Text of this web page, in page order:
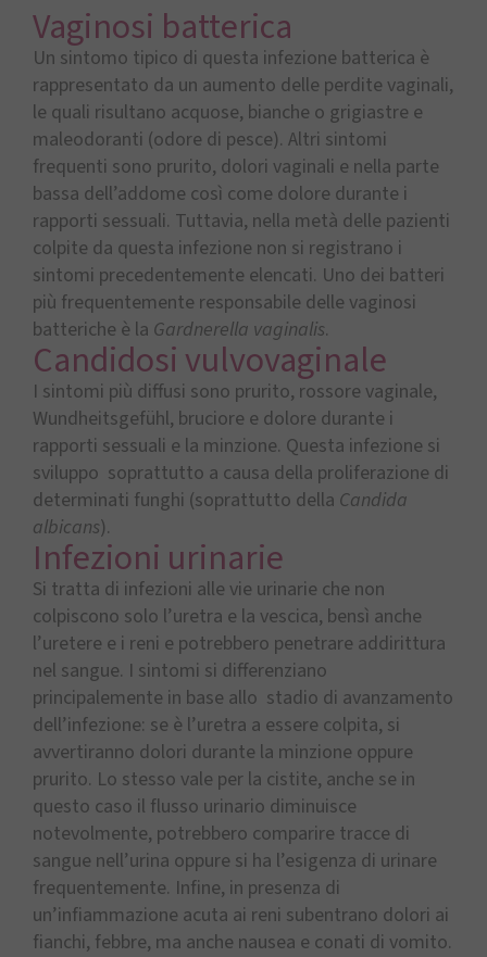
Vaginosi batterica
Un sintomo tipico di questa infezione batterica è
rappresentato da un aumento delle perdite vaginali,
le quali risultano acquose, bianche o grigiastre e
maleodoranti (odore di pesce). Altri sintomi
frequenti sono prurito, dolori vaginali e nella parte
bassa dell’addome così come dolore durante i
rapporti sessuali. Tuttavia, nella metà delle pazienti
colpite da questa infezione non si registrano i
sintomi precedentemente elencati. Uno dei batteri
più frequentemente responsabile delle vaginosi
batteriche è la Gardnerella vaginalis.
Candidosi vulvovaginale
I sintomi più diffusi sono prurito, rossore vaginale,
Wundheitsgefühl, bruciore e dolore durante i
rapporti sessuali e la minzione. Questa infezione si
sviluppo soprattutto a causa della proliferazione di
determinati funghi (soprattutto della Candida
albicans).
Infezioni urinarie
Si tratta di infezioni alle vie urinarie che non
colpiscono solo l’uretra e la vescica, bensì anche
l’uretere e i reni e potrebbero penetrare addirittura
nel sangue. I sintomi si differenziano
principalemente in base allo stadio di avanzamento
dell’infezione: se è l’uretra a essere colpita, si
avvertiranno dolori durante la minzione oppure
prurito. Lo stesso vale per la cistite, anche se in
questo caso il flusso urinario diminuisce
notevolmente, potrebbero comparire tracce di
sangue nell’urina oppure si ha l’esigenza di urinare
frequentemente. Infine, in presenza di
un’infiammazione acuta ai reni subentrano dolori ai
fianchi, febbre, ma anche nausea e conati di vomito.